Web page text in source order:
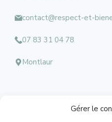
Gérer le
contact@respect-et-
07 83 31 04 78
Montlaur